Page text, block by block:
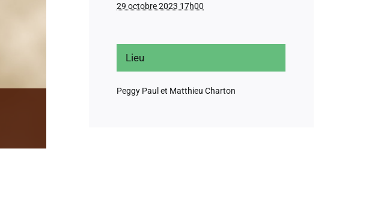
29 octobre 2023 17h00
Lieu
Peggy Paul et Matthieu Charton